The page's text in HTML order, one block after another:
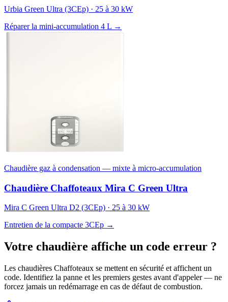
Urbia Green Ultra (3CEp) · 25 à 30 kW
Réparer la mini-accumulation 4 L →
Chaudière gaz à condensation — mixte à micro-accumulation
Chaudière Chaffoteaux Mira C Green Ultra
Mira C Green Ultra D2 (3CEp) · 25 à 30 kW
Entretien de la compacte 3CEp →
Votre chaudière affiche un code erreur ?
Les chaudières Chaffoteaux se mettent en sécurité et affichent un
code. Identifiez la panne et les premiers gestes avant d'appeler — ne
forcez jamais un redémarrage en cas de défaut de combustion.